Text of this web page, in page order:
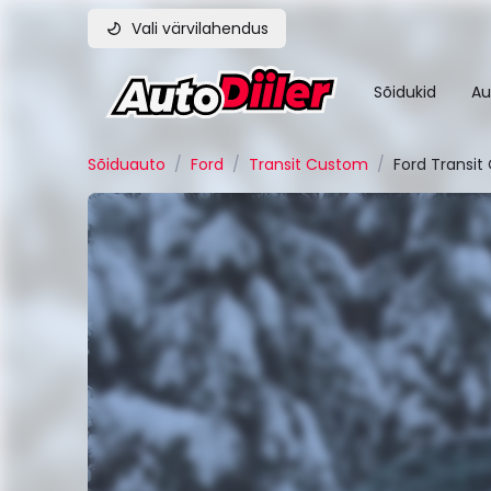
Vali värvilahendus
Sõidukid
Sõiduauto / Ford / Transit Custom / Ford Transit